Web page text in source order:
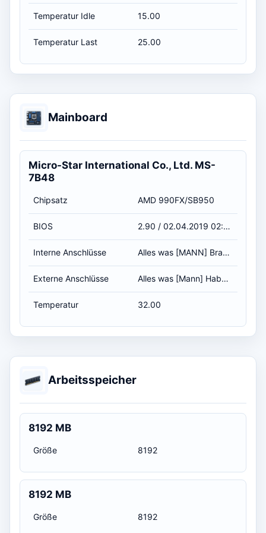
Temperatur Idle 15.00
Temperatur Last 25.00
Mainboard
Micro-Star International Co., Ltd. MS-
7B48
Chipsatz AMD 990FX/SB950
BIOS 2.90 / 02.04.2019 02:00:00
Interne Anschlüsse Alles was [MANN] Braucht :D
Externe Anschlüsse Alles was [Mann] Haben will :D
Temperatur 32.00
Arbeitsspeicher
8192 MB
Größe 8192
8192 MB
Größe 8192